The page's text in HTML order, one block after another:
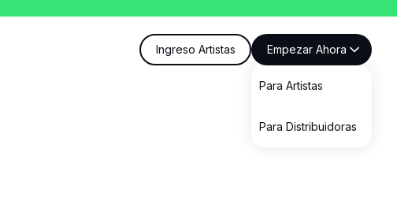
Ingreso Artistas Empezar Ahora
Para Artistas
Para Distribuidoras